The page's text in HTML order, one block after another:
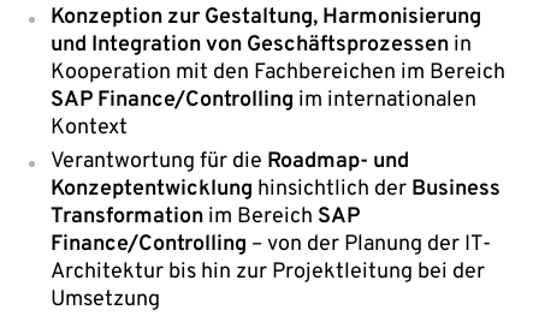
Konzeption zur Gestaltung, Harmonisierung
und Integration von Geschäftsprozessen in
Kooperation mit den Fachbereichen im Bereich
SAP Finance/Controlling im internationalen
Kontext
Verantwortung für die Roadmap- und
Konzeptentwicklung hinsichtlich der Business
Transformation im Bereich SAP
Finance/Controlling – von der Planung der IT-
Architektur bis hin zur Projektleitung bei der
Umsetzung